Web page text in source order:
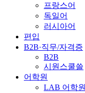
프랑스어
독일어
러시아어
편입
B2B·직무/자격증
B2B
시원스쿨쓸
어학원
LAB 어학원